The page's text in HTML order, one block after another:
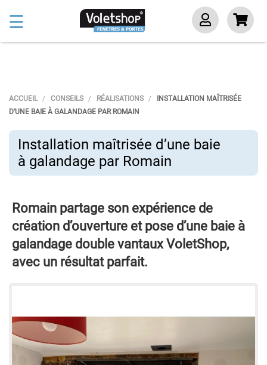
Basculer
la
☰
ACCUEIL CONSEILS RÉALISATIONS
INSTALLATION MAÎTRISÉE
D’UNE BAIE À GALANDAGE PAR ROMAIN
Installation maîtrisée d’une baie
à galandage par Romain
Romain partage son expérience de
création d’ouverture et pose d’une baie à
galandage double vantaux VoletShop,
avec un résultat parfait.